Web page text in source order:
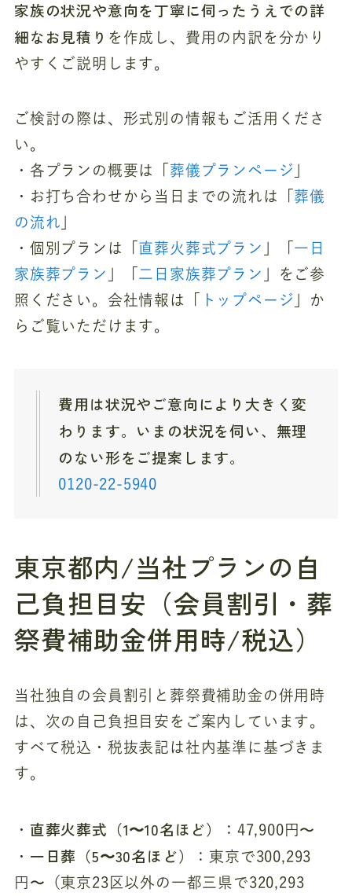
家族の状況や意向を丁寧に伺ったうえでの詳
細なお見積り を作成し、費用の内訳を分かり
やすくご説明します。
ご検討の際は、形式別の情報もご活用くださ
い。
・各プランの概要は「 葬儀プランページ
・お打ち合わせから当日までの流れは「 葬儀
の流れ
・個別プランは「 直葬火葬式プラン
一日
家族葬プラン
二日家族葬プラン
」をご参
照ください。会社情報は「
トップページ
」か
らご覧いただけます。
費用は状況やご意向により大きく変
わります。いまの状況を伺い、無理
のない形をご提案します。
0120-22-5940
東京都内/当社プランの自
己負担目安（会員割引・葬
祭費補助金併用時/税込）
当社独自の会員割引と葬祭費補助金の併用時
は、次の自己負担目安をご案内しています。
すべて税込・税抜表記は社内基準に基づきま
す。
・ 直葬火葬式（1〜10名ほど）
：47,900円〜
・ 一日葬（5〜30名ほど）
：東京で300,293
円〜（東京23区以外の一都三県で320,293